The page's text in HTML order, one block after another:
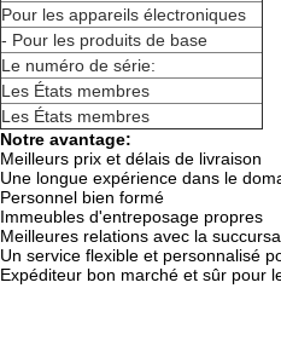
Pour les appareils électroniques
- Pour les produits de base
Le numéro de série:
Les États membres
Les États membres
Notre avantage:
Meilleurs prix et délais de livraison
Une longue expérience dans le
Personnel bien formé
Immeubles d'entreposage propres
Meilleures relations avec la
Un service flexible et personnalisé
Expéditeur bon marché et sûr pour